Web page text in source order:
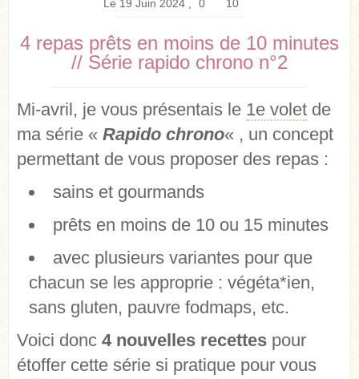
Le 19 Juin 2024 0 10
4 repas prêts en moins de 10 minutes
// Série rapido chrono n°2
Mi-avril, je vous présentais le 1e volet de
ma série « Rapido chrono« , un concept
permettant de vous proposer des repas :
sains et gourmands
prêts en moins de 10 ou 15 minutes
avec plusieurs variantes pour que
chacun se les approprie : végéta*ien,
sans gluten, pauvre fodmaps, etc.
Voici donc 4 nouvelles recettes pour
étoffer cette série si pratique pour vous